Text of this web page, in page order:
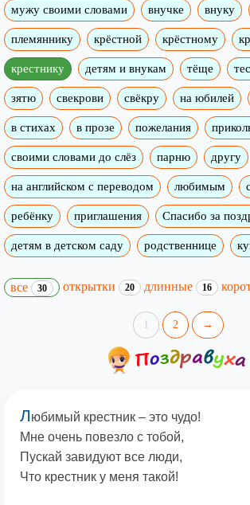
мужу своими словами внучке внуку
племяннику крёстной крёстному
крестнику детям и внукам тёще
зятю свекрови свёкру на юбилей
в стихах в прозе пожелания
своими словами до слёз парню другу
на английском с переводом любимым
ребёнку приглашения Спасибо за
детям в детском саду родственнице
все 30 открытки 20 длинные 16
1 2 →
Любимый крестник – это чудо!
Мне очень повезло с тобой,
Пускай завидуют все люди,
Что крестник у меня такой!